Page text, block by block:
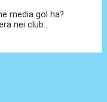
media gol ha?
nei club...